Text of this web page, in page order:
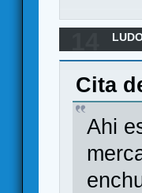
Cita
Ahi